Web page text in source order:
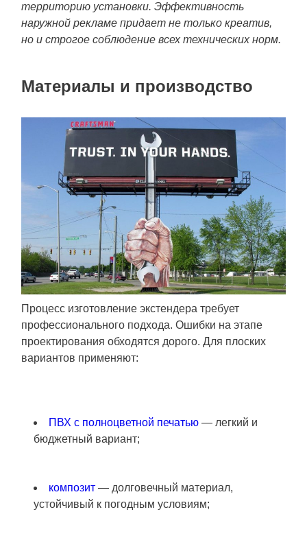
территорию установки. Эффективность
наружной рекламе придает не только креатив,
но и строгое соблюдение всех технических норм.
Материалы и производство
Процесс изготовление экстендера требует
профессионального подхода. Ошибки на этапе
проектирования обходятся дорого. Для плоских
вариантов применяют:
ПВХ с полноцветной печатью— легкий и
бюджетный вариант;
композит— долговечный материал,
устойчивый к погодным условиям;